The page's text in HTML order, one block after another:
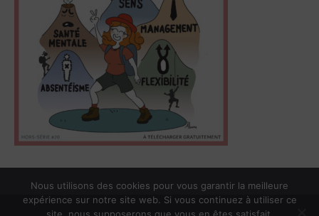
Nous utilisons des cookies pour vous garantir la meilleure
expérience sur notre site web. Si vous continuez à utiliser ce